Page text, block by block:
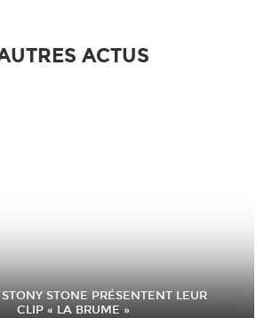
ACTUS
STONE PRÉSENTENT LEUR
CLIP « LA BRUME »